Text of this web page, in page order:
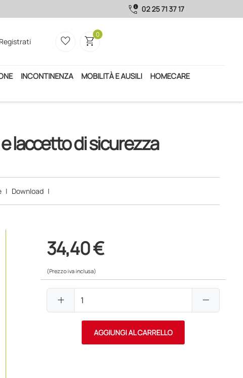
call_quality 02 25 71 37 17
favorite_border shopping_cart0
INCONTINENZA MOBILITÀ E AUSILI
HOMECARE
laccetto di sicurezza
| Download |
34,40 €
(Prezzo iva inclusa)
add remove
AGGIUNGI AL CARRELLO